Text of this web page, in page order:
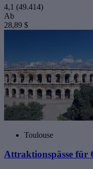
4,1 (49.414)
Ab
28,89 $
Toulouse
Attraktionspässe für